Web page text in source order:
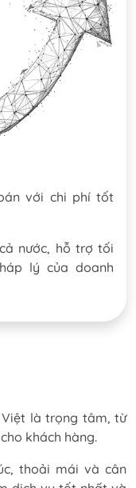
với chi phí tốt
nước, hỗ trợ tối
lý của doanh
là trọng tâm, từ
khách hàng.
thoải mái và cân